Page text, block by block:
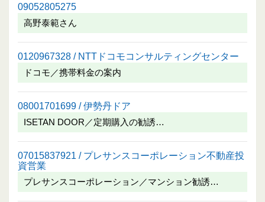
09052805275
高野泰範さん
0120967328 / NTTドコモコンサルティングセンター
ドコモ／携帯料金の案内
08001701699 / 伊勢丹ドア
ISETAN DOOR／定期購入の勧誘…
07015837921 / プレサンスコーポレーション不動産投
資営業
プレサンスコーポレーション／マンション勧誘…